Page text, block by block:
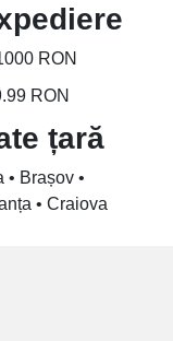
RON
RON
țară
Brașov •
• Craiova